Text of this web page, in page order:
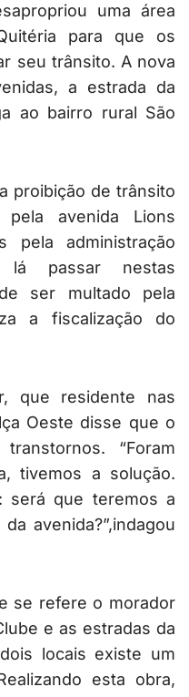
uma área
para que os
seu trânsito. A nova
a estrada da
ao bairro rural São
proibição de trânsito
pela avenida Lions
pela administração
lá passar nestas
ser multado pela
a fiscalização do
que residente nas
Oeste disse que o
“Foram
tivemos a solução.
será que teremos a
avenida?”,indagou
se refere o morador
e as estradas da
locais existe um
esta obra,